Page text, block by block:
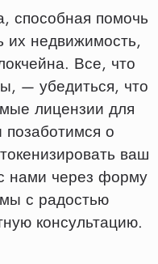
способная помочь
их недвижимость,
Все, что
— убедиться, что
лицензии для
о
ваш
нами через форму
с радостью
консультацию.